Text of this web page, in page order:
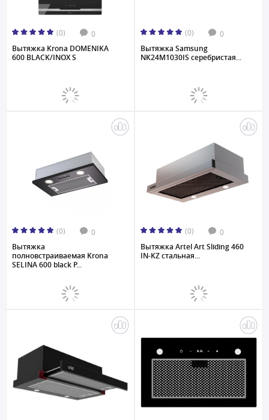
(0) 0
Вытяжка Krona DOMENIKA
600 BLACK/INOX S
(0) 0
Вытяжка Samsung
NK24M1030IS серебристая...
(0) 0
Вытяжка
полновстраиваемая Krona
SELINA 600 black P...
(0) 0
Вытяжка Artel Art Sliding 460
IN-KZ стальная...